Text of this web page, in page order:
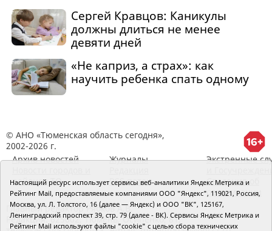
Сергей Кравцов: Каникулы
должны длиться не менее
девяти дней
«Не каприз, а страх»: как
научить ребенка спать одному
© АНО «Тюменская область сегодня»,
2002-2026 г.
Архив новостей
районов ТО
Журналы
RSS поток
Экстренные
Сведения об
организации
Главный редактор Рябков А.В.
Редакция: 625002, Тюмень, Осипенко, 81,
Настоящий ресурс использует сервисы веб-аналитики Яндекс Метрика и
Рейтинг Mail, предоставляемые компаниями ООО "Яндекс", 119021, Россия,
Москва, ул. Л. Толстого, 16 (далее — Яндекс) и ООО "ВК", 125167,
Ленинградский проспект 39, стр. 79 (далее - ВК). Сервисы Яндекс Метрика и
Рейтинг Mail используют файлы "cookie" с целью сбора технических